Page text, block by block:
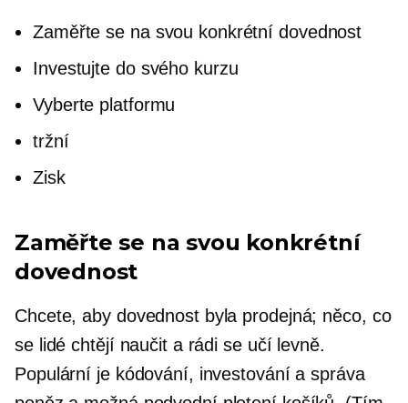
Zaměřte se na svou konkrétní dovednost
Investujte do svého kurzu
Vyberte platformu
tržní
Zisk
Zaměřte se na svou konkrétní
dovednost
Chcete, aby dovednost byla prodejná; něco, co
se lidé chtějí naučit a rádi se učí levně.
Populární je kódování, investování a správa